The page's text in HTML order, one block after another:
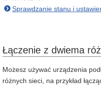
Sprawdzanie stanu i
Łączenie z dwiema
Możesz używać urządzenia
różnych sieci, na przykład